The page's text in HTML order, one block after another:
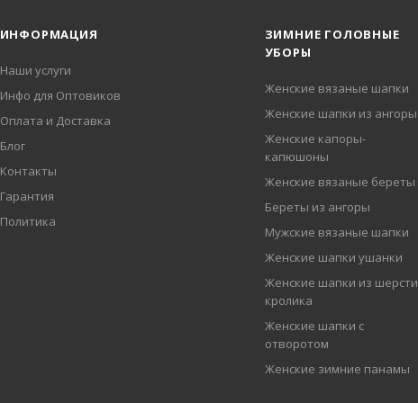
ИНФОРМАЦИЯ
Наши услуги
Инфо для Оптовиков
Оплата и Доставка
Блог
Контакты
Гарантия
Политика
ЗИМНИЕ ГОЛОВНЫЕ
УБОРЫ
Женские вязаные шапки
Женские шапки из ангоры
Женские капоры-
капюшоны
Женские вязаные береты
Береты из ангоры
Мужские вязаные шапки
Женские шапки ушанки
Женские шапки из шерсти
кролика
Женские шапки с
отворотом
Женские зимние панамы